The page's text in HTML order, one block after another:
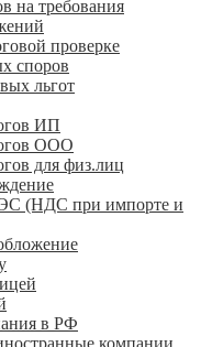
на требования
проверке
споров
льгот
ИП
ООО
для физ.лиц
(НДС при импорте и
в РФ
компании